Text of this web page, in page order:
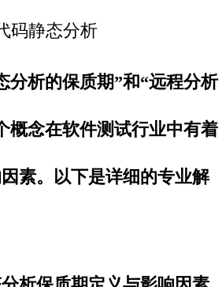
码静态分析
分析的保质期”和“远程分析
概念在软件测试行业中有着
素。以下是详细的专业解